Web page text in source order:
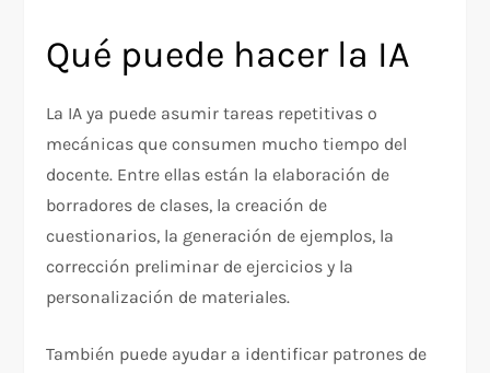
Qué puede hacer la IA
La IA ya puede asumir tareas repetitivas o
mecánicas que consumen mucho tiempo del
docente. Entre ellas están la elaboración de
borradores de clases, la creación de
cuestionarios, la generación de ejemplos, la
corrección preliminar de ejercicios y la
personalización de materiales.
También puede ayudar a identificar patrones de